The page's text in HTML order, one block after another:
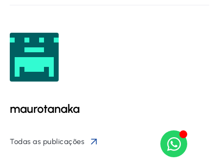
maurotanaka
Todas as publicações